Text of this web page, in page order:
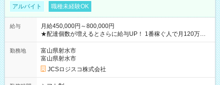
アルバイト 職種未経験OK
給与
月給450,000円～800,000円
★配達個数が増えるとさらに給与UP！ 1番稼ぐ人で月120万ほ
ど！ ・主要都市エリア 月収55万円／週5日稼働 月収65万~112
万円／週6日稼働 ・地方郊外エリア 月収40万円／週5日稼働 月
収40万円~50万円／週6日稼働 ＜モデルイメージ＞ ■月収50万
円 (27歳男性/江東区在住)※元建築関係 1日150個配達×25日勤務
(日休み) ■月収80万円(43歳男性/墨田区在住)※元営業 1日200個
勤務地
富山県射水市
富山県射水市
JCSロジスコ株式会社